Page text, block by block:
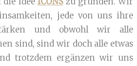
jede von uns ihre
und obwohl wir alle
sind, sind wir doch alle etwas
trotzdem ergänzen wir uns